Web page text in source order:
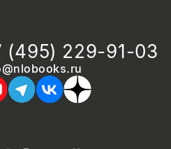
(495) 229-91-03